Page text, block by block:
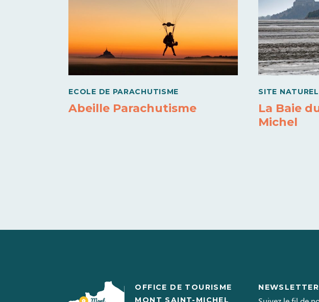
ECOLE DE PARACHUTISME
Abeille Parachutisme
SITE NATUREL
La Baie
Michel
OFFICE DE TOURISME
MONT SAINT-MICHEL
NEWSLETTER